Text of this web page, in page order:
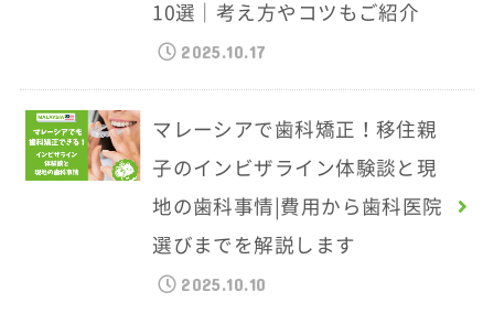
10選｜考え方やコツもご紹介
2025.10.17
マレーシアで歯科矯正！移住親
子のインビザライン体験談と現
地の歯科事情|費用から歯科医院
選びまでを解説します
2025.10.10